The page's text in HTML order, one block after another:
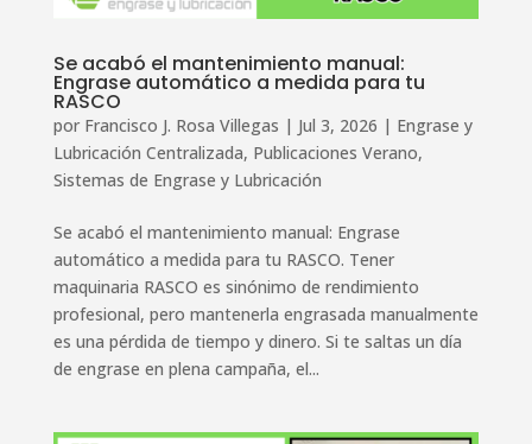
Se acabó el mantenimiento manual:
Engrase automático a medida para tu
RASCO
por Francisco J. Rosa Villegas | Jul 3, 2026 | Engrase y
Lubricación Centralizada, Publicaciones Verano,
Sistemas de Engrase y Lubricación
Se acabó el mantenimiento manual: Engrase
automático a medida para tu RASCO. Tener
maquinaria RASCO es sinónimo de rendimiento
profesional, pero mantenerla engrasada manualmente
es una pérdida de tiempo y dinero. Si te saltas un día
de engrase en plena campaña, el...